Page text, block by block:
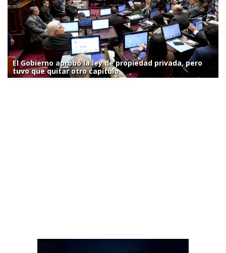
El Gobierno aprobó la ley de propiedad privada, pero
tuvo que quitar otro capítulo